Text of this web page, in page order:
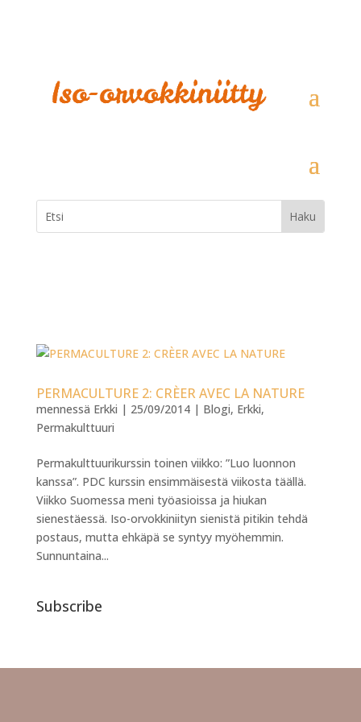
PERMACULTURE 2: CRÈER AVEC LA NATURE
mennessä Erkki | 25/09/2014| Blogi, Erkki,
Permakulttuuri
Permakulttuurikurssin toinen viikko: ”Luo luonnon
kanssa”. PDC kurssin ensimmäisestä viikosta täällä.
Viikko Suomessa meni työasioissa ja hiukan
sienestäessä. Iso-orvokkiniityn sienistä pitikin tehdä
postaus, mutta ehkäpä se syntyy myöhemmin.
Sunnuntaina...
Subscribe